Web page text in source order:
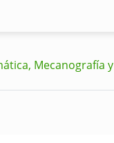
Mecanografía y